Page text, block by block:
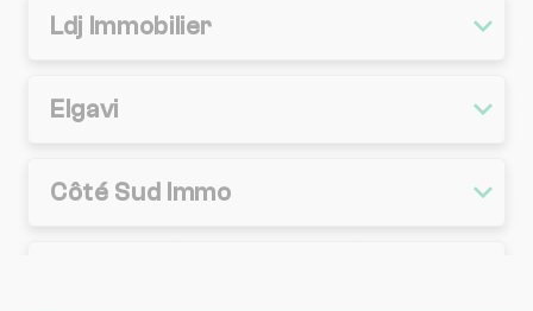
Ldj Immobilier
Elgavi
Côté Sud Immo